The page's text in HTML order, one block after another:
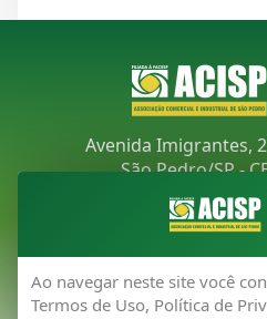
Ao navegar neste site você
Termos de Uso, Política de
Avenida Imigrantes,
São Pedro/SP -
Telefone:(19)